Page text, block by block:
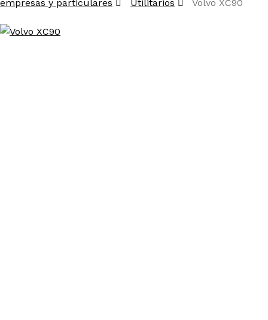
empresas y particulares
Utilitarios Volvo XC90